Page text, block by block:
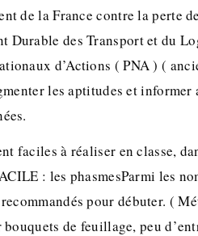
de la France contre la perte
des Transport et du
d’Actions ( PNA ) (
les aptitudes et
faciles à réaliser en classe,
: les phasmesParmi les
pour débuter. (
de feuillage, peu